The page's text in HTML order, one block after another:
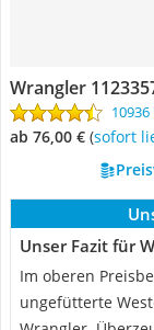
Wrangler
ab 76,00 € ( Sofort
Unser Fazit für
Im oberen
ungefütterte